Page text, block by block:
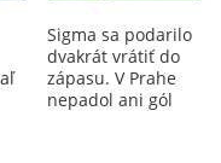
Sigma sa podarilo
dvakrát vrátiť do
zápasu. V Prahe
nepadol ani gól